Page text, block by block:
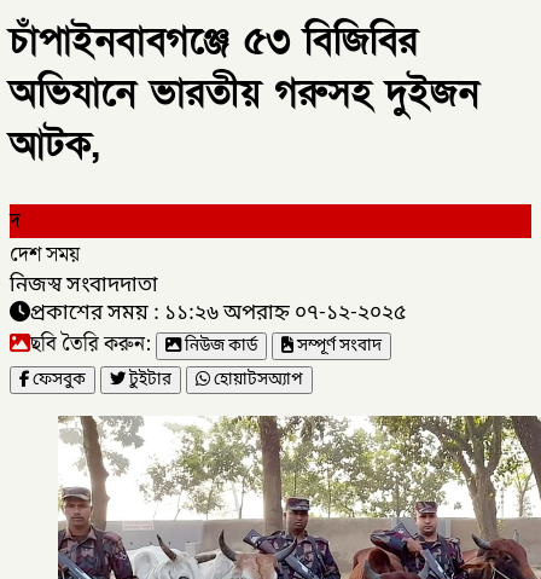
চাঁপাইনবাবগঞ্জে ৫৩ বিজিবির
অভিযানে ভারতীয় গরুসহ দুইজন
আটক,
দ
দেশ সময়
নিজস্ব সংবাদদাতা
প্রকাশের সময় : ১১:২৬ অপরাহ্ন ০৭-১২-২০২৫
ছবি তৈরি করুন: নিউজ কার্ড
সম্পূর্ণ সংবাদ
ফেসবুক
টুইটার হোয়াটসঅ্যাপ